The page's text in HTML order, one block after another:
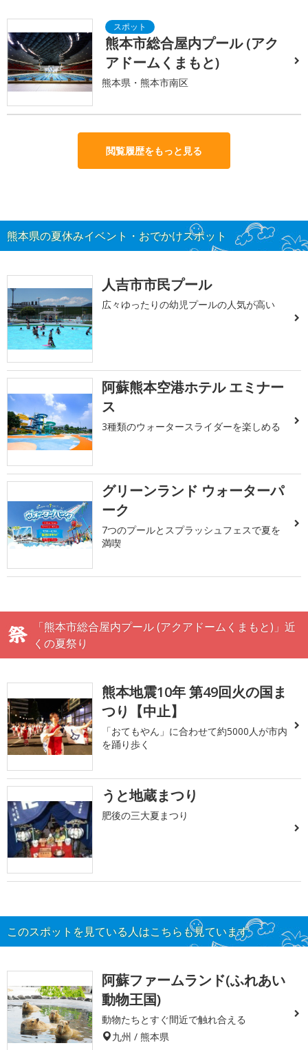
熊本市総合屋内プール (アク
アドームくまもと)
熊本県・熊本市南区
閲覧履歴をもっと見る
熊本県の夏休みイベント・おでかけスポット
人吉市市民プール
広々ゆったりの幼児プールの人気が高い
阿蘇熊本空港ホテル エミナー
ス
3種類のウォータースライダーを楽しめる
グリーンランド ウォーターパ
ーク
7つのプールとスプラッシュフェスで夏を
満喫
「熊本市総合屋内プール (アクアドームくまもと)」近
くの夏祭り
熊本地震10年 第49回火の国ま
つり【中止】
「おてもやん」に合わせて約5000人が市内
を踊り歩く
うと地蔵まつり
肥後の三大夏まつり
このスポットを見ている人はこちらも見ています
阿蘇ファームランド(ふれあい
動物王国)
動物たちとすぐ間近で触れ合える
九州 / 熊本県